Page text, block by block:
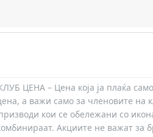
ЦЕНА – Цена која ја плаќа
а важи само за членовите на
кои се обележани со
Акциите не важат за